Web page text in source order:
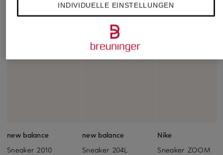
new balance
Sneaker 2010
new balance
Sneaker 204L
Nike
Sneaker ZOOM
INDIVIDUELLE EINSTELLUNGEN